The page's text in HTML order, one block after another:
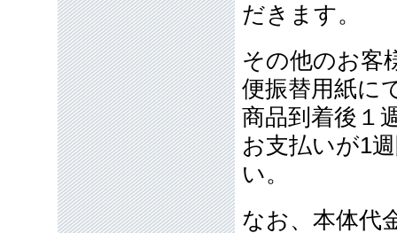
だきます。
その他のお客
便振替用紙に
商品到着後１
お支払いが1
い。
なお、本体代